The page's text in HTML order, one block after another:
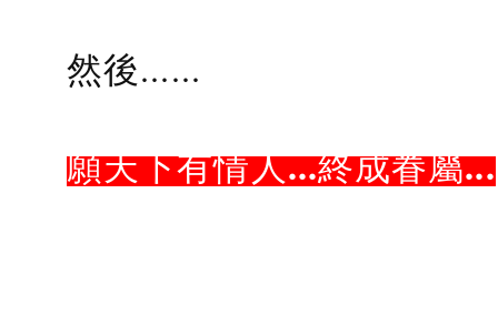
然後......
願天下有情人...終成眷屬...